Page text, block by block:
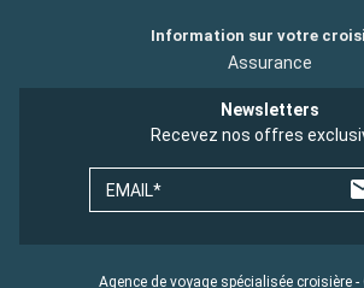
Information sur votre
Assurance
Newsletters
Recevez nos offres
EMAIL*
Agence de voyage spécialisée croisière -